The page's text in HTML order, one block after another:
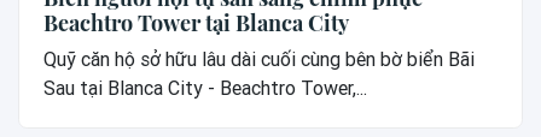
Beachtro Tower tại Blanca City
Quỹ căn hộ sở hữu lâu dài cuối cùng bên bờ biển Bãi
Sau tại Blanca City - Beachtro Tower,...